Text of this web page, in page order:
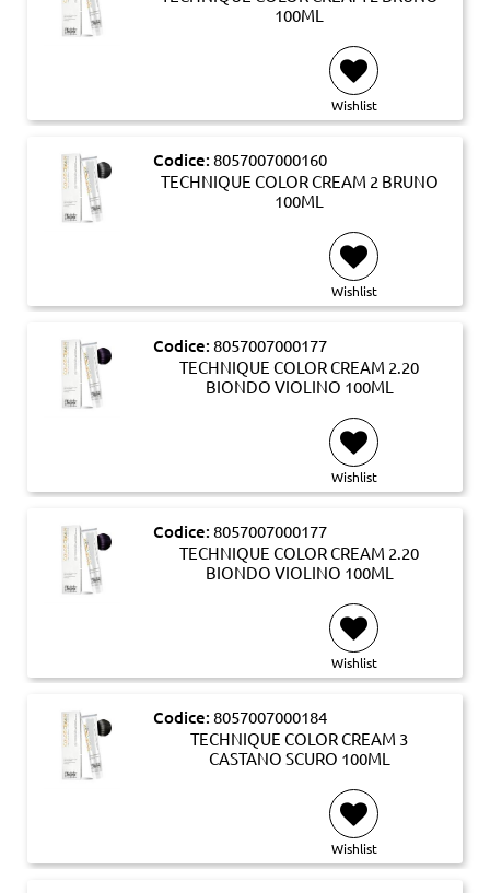
100ML
Wishlist
Codice: 8057007000160
TECHNIQUE COLOR CREAM 2 BRUNO
100ML
Wishlist
Codice: 8057007000177
TECHNIQUE COLOR CREAM 2.20
BIONDO VIOLINO 100ML
Wishlist
Codice: 8057007000177
TECHNIQUE COLOR CREAM 2.20
BIONDO VIOLINO 100ML
Wishlist
Codice: 8057007000184
TECHNIQUE COLOR CREAM 3
CASTANO SCURO 100ML
Wishlist